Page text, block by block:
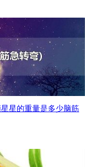
星的重量是多少脑筋